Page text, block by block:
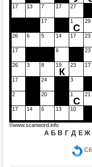
17 13 7 17 27
17 1
С
29
26 6 5 14 17 23
17 6 23
26 3 8 19
К
23 17
17 24 3
2 20 1
С
21
17 14 6 13 10
А Б В Г Д Е Ж
©www.scanword.info